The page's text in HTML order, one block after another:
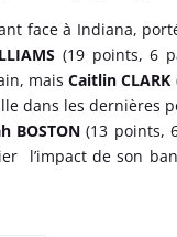
face à Indiana,
(19 points, 6
maisCaitlin CLARK
dans les dernières
BOSTON(13 points,
l’impact de son